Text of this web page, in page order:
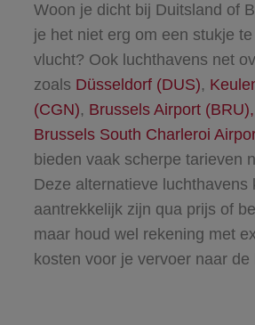
Woon je dicht bij Duitsland of
je het niet erg om een stukje
vlucht? Ook luchthavens net
zoals Düsseldorf (DUS),
(CGN), Brussels Airport
Brussels South Charleroi
bieden vaak scherpe tarieven
Deze alternatieve luchthavens
aantrekkelijk zijn qua prijs of
maar houd wel rekening met
kosten voor je vervoer naar de